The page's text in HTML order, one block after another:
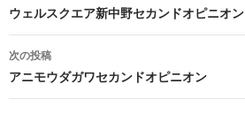
稿
ナ
ビ
ゲ
ウェルスクエア新中野セカンドオピニオン
次の投稿
アニモウダガワセカンドオピニオン